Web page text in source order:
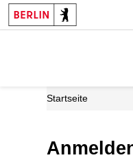
Startseite